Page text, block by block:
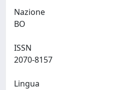
Nazione
ISSN
Lingua